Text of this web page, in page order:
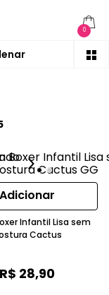
0
Adicionar
Infantil Lisa sem
Cactus
R$ 28,90